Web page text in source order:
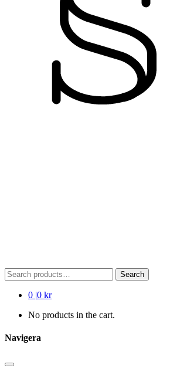
Search
for:
Search
0 |0 kr
No products in the cart.
Navigera